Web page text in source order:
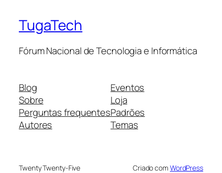
TugaTech
Fórum Nacional de Tecnologia e Informática
Blog
Sobre
Perguntas frequentes
Autores
Eventos
Loja
Padrões
Temas
Twenty Twenty-Five Criado com WordPress